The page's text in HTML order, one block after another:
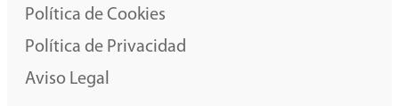
Política de Cookies
Política de Privacidad
Aviso Legal